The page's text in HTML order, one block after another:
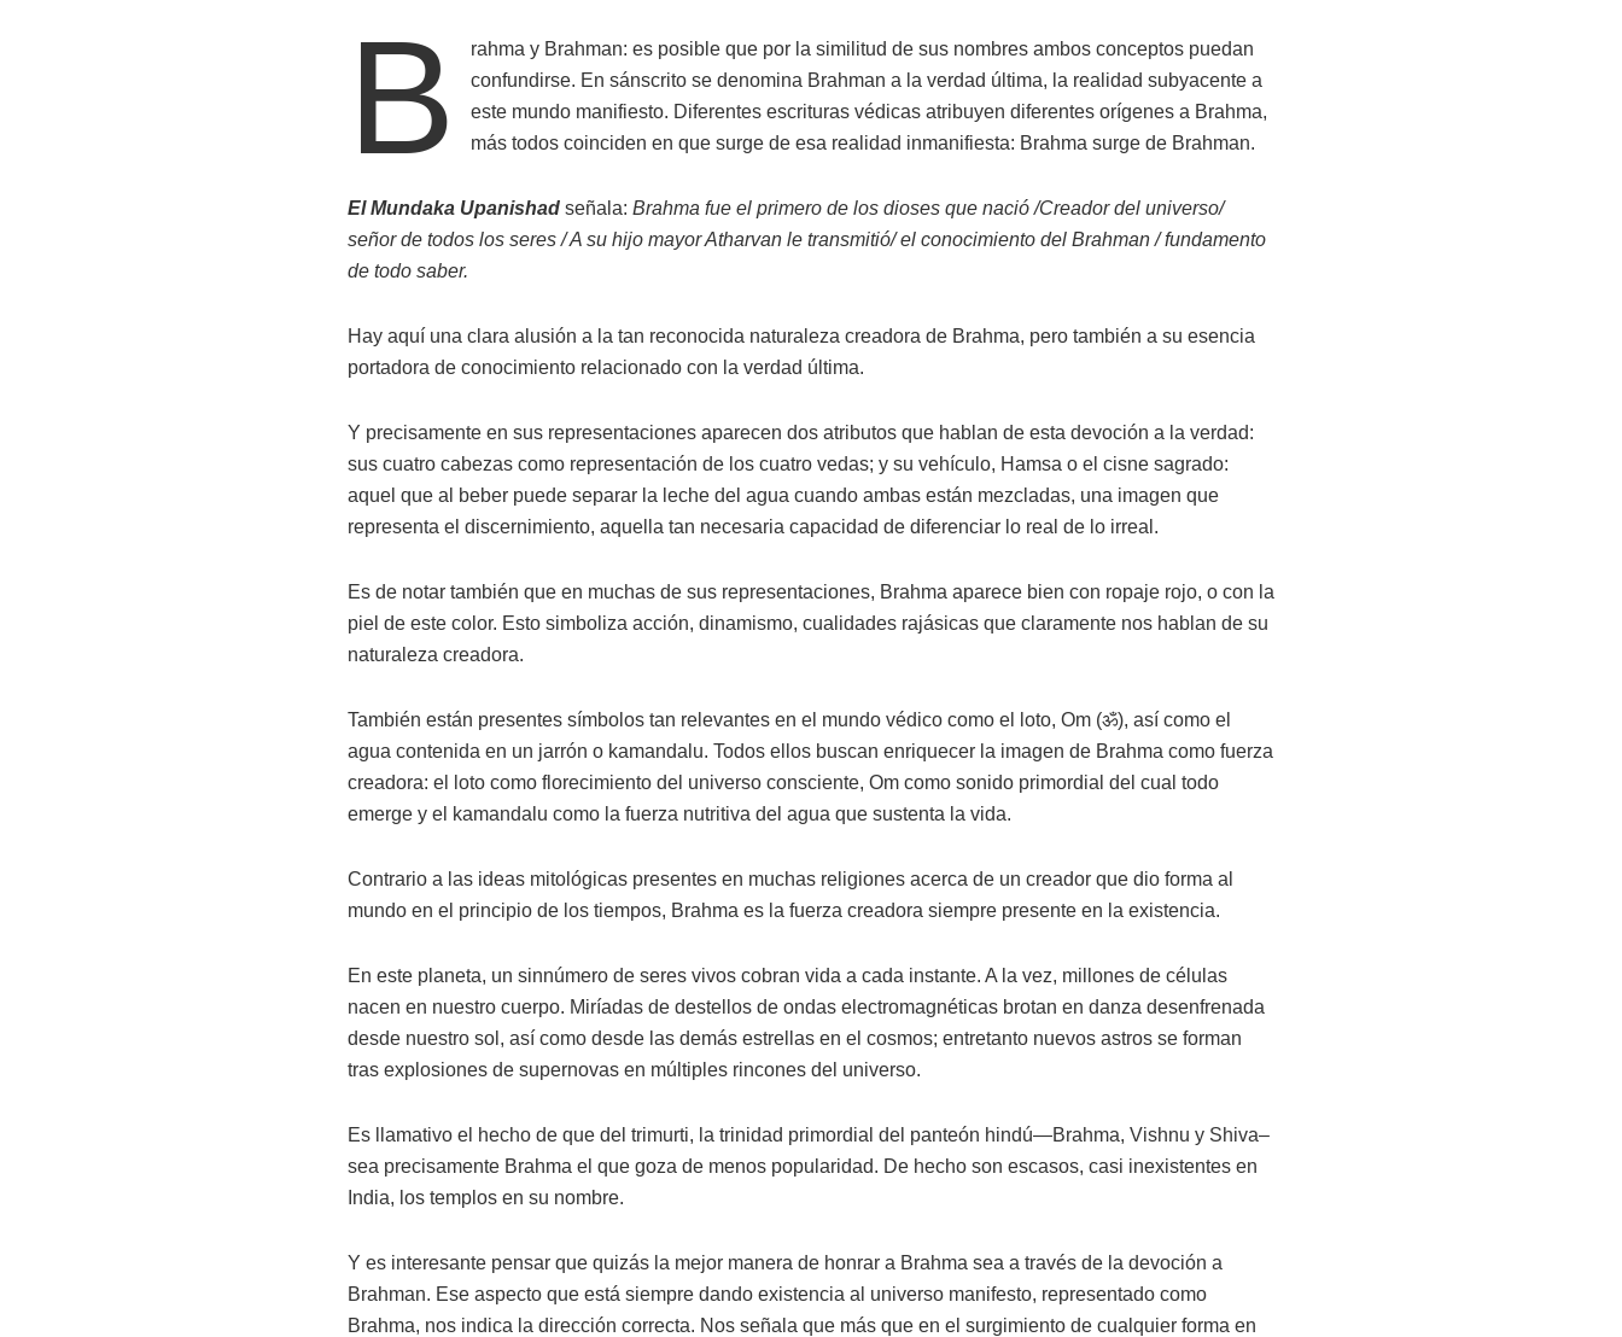
B
rahma y Brahman: es posible que por la similitud de sus nombres ambos conceptos puedan
confundirse. En sánscrito se denomina Brahman a la verdad última, la realidad subyacente a
este mundo manifiesto. Diferentes escrituras védicas atribuyen diferentes orígenes a Brahma,
más todos coinciden en que surge de esa realidad inmanifiesta: Brahma surge de Brahman.
El Mundaka Upanishad señala: Brahma fue el primero de los dioses que nació /Creador del universo/
señor de todos los seres / A su hijo mayor Atharvan le transmitió/ el conocimiento del Brahman / fundamento
de todo saber.
Hay aquí una clara alusión a la tan reconocida naturaleza creadora de Brahma, pero también a su esencia
portadora de conocimiento relacionado con la verdad última.
Y precisamente en sus representaciones aparecen dos atributos que hablan de esta devoción a la verdad:
sus cuatro cabezas como representación de los cuatro vedas; y su vehículo, Hamsa o el cisne sagrado:
aquel que al beber puede separar la leche del agua cuando ambas están mezcladas, una imagen que
representa el discernimiento, aquella tan necesaria capacidad de diferenciar lo real de lo irreal.
Es de notar también que en muchas de sus representaciones, Brahma aparece bien con ropaje rojo, o con la
piel de este color. Esto simboliza acción, dinamismo, cualidades rajásicas que claramente nos hablan de su
naturaleza creadora.
También están presentes símbolos tan relevantes en el mundo védico como el loto, Om (ॐ), así como el
agua contenida en un jarrón o kamandalu. Todos ellos buscan enriquecer la imagen de Brahma como fuerza
creadora: el loto como florecimiento del universo consciente, Om como sonido primordial del cual todo
emerge y el kamandalu como la fuerza nutritiva del agua que sustenta la vida.
Contrario a las ideas mitológicas presentes en muchas religiones acerca de un creador que dio forma al
mundo en el principio de los tiempos, Brahma es la fuerza creadora siempre presente en la existencia.
En este planeta, un sinnúmero de seres vivos cobran vida a cada instante. A la vez, millones de células
nacen en nuestro cuerpo. Miríadas de destellos de ondas electromagnéticas brotan en danza desenfrenada
desde nuestro sol, así como desde las demás estrellas en el cosmos; entretanto nuevos astros se forman
tras explosiones de supernovas en múltiples rincones del universo.
Es llamativo el hecho de que del trimurti, la trinidad primordial del panteón hindú—Brahma, Vishnu y Shiva–
sea precisamente Brahma el que goza de menos popularidad. De hecho son escasos, casi inexistentes en
India, los templos en su nombre.
Y es interesante pensar que quizás la mejor manera de honrar a Brahma sea a través de la devoción a
Brahman. Ese aspecto que está siempre dando existencia al universo manifesto, representado como
Brahma, nos indica la dirección correcta. Nos señala que más que en el surgimiento de cualquier forma en